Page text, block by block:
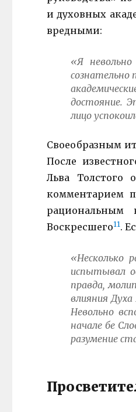
и духовных
вредными:
«Я
сознательно
достояние.
лицо
Своеобразным
После
Льва Толстого
комментарием
рациональным
Воскресшего11.
«Несколько
испытывал
правда,
влияния
Невольно
начале бе
разумение